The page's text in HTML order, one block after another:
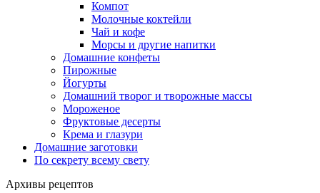
Компот
Молочные коктейли
Чай и кофе
Морсы и другие напитки
Домашние конфеты
Пирожные
Йогурты
Домашний творог и творожные массы
Мороженое
Фруктовые десерты
Крема и глазури
Домашние заготовки
По секрету всему свету
Архивы рецептов